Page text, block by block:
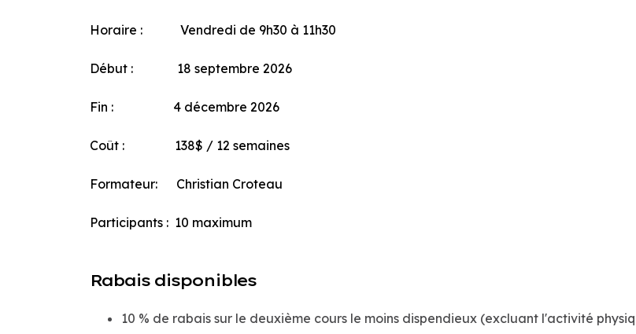
Horaire : Vendredi de 9h30 à 11h30
Début : 18 septembre 2026
Fin : 4 décembre 2026
Coût : 138$ / 12 semaines
Formateur: Christian Croteau
Participants : 10 maximum
Rabais disponibles
10 % de rabais sur le deuxième cours le moins dispendieux (excluant l'activité